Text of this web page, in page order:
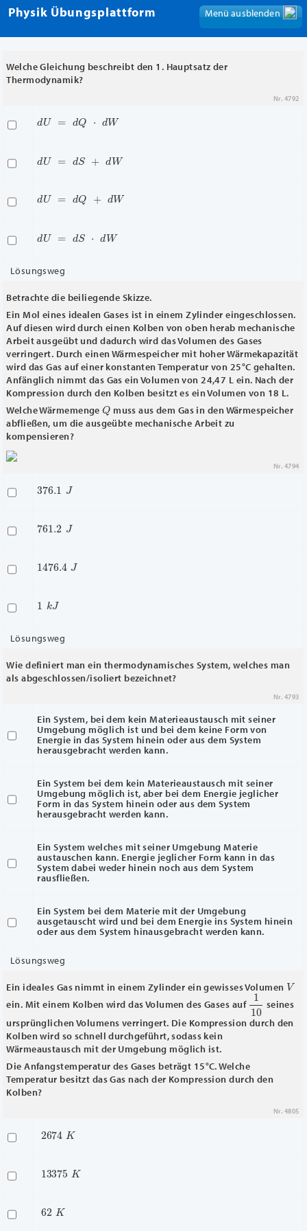
Physik Übungsplattform Menü anzeigen
Menü ausblenden
Welche Gleichung beschreibt den 1. Hauptsatz der
Thermodynamik?
Nr. 4792
dU ⋅dW
dU + dW
dU + d
dU dW
Lösungsweg
Betrachte die beiliegende Skizze.
Ein Mol eines idealen Gases ist in einem Zylinder eingeschlossen.
Auf diesen wird durch einen Kolben von oben herab mechanische
Arbeit ausgeübt und dadurch wird das Volumen des Gases
verringert. Durch einen Wärmespeicher mit hoher Wärmekapazität
wird das Gas auf einer konstanten Temperatur von 25°C gehalten.
Anfänglich nimmt das Gas ein Volumen von 24,47 L ein. Nach der
Kompression durch den Kolben besitzt es ein Volumen von 18 L.
Welche WärmemengeQ muss aus dem Gas in den Wärmespeicher
abfließen, um die ausgeübte mechanische Arbeit zu
kompensieren?
Nr. 4794
376.1 J
761.2 J
1476.4 J
1 kJ
Lösungsweg
Wie definiert man ein thermodynamisches System, welches man
als abgeschlossen/isoliert bezeichnet?
Nr. 4793
Ein System, bei dem kein Materieaustausch mit seiner
Umgebung möglich ist und bei dem keine Form von
Energie in das System hinein oder aus dem System
herausgebracht werden kann.
Ein System bei dem kein Materieaustausch mit seiner
Umgebung möglich ist, aber bei dem Energie jeglicher
Form in das System hinein oder aus dem System
herausgebracht werden kann.
Ein System welches mit seiner Umgebung Materie
austauschen kann. Energie jeglicher Form kann in das
System dabei weder hinein noch aus dem System
rausfließen.
Ein System bei dem Materie mit der Umgebung
ausgetauscht wird und bei dem Energie ins System hinein
oder aus dem System hinausgebracht werden kann.
Lösungsweg
Ein ideales Gas nimmt in einem Zylinder ein gewisses Volumen V
ein. Mit einem Kolben wird das Volumen des Gases auf 110 seines
ursprünglichen Volumens verringert. Die Kompression durch den
Kolben wird so schnell durchgeführt, sodass kein
Wärmeaustausch mit der Umgebung möglich ist.
Die Anfangstemperatur des Gases beträgt 15°C. Welche
Temperatur besitzt das Gas nach der Kompression durch den
Kolben?
Nr. 4805
2674 K
13375 K
62K